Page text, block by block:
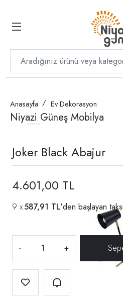
Anasayfa Ev Dekorasyon
Niyazi Güneş Mobilya
Joker Black Abajur
4.601,00 TL
587,91 TL'den başlayan
- +